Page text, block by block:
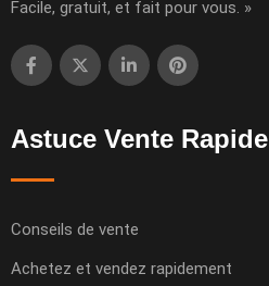
Facile, gratuit, et fait pour vous. »
Astuce Vente Rapide
Conseils de vente
Achetez et vendez rapidement